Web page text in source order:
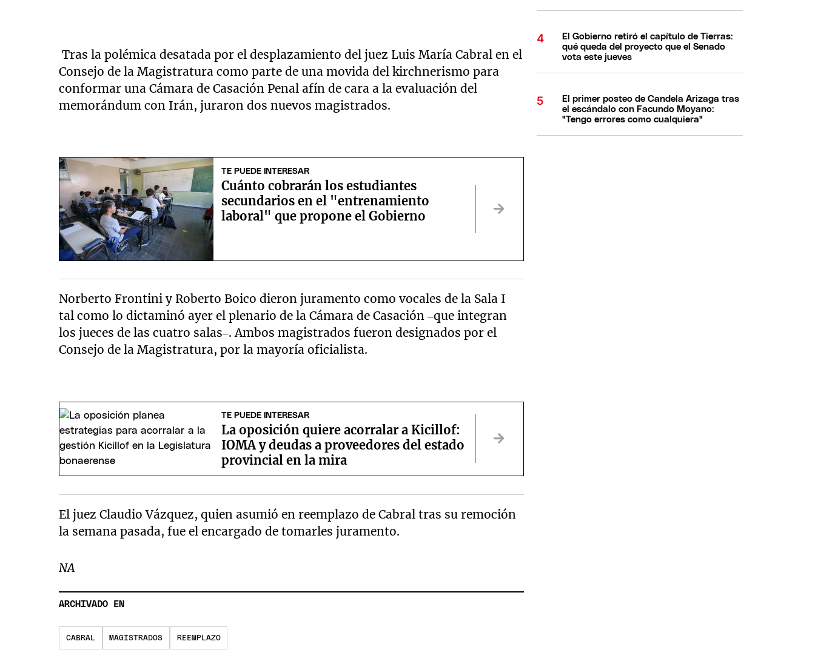
Tras la polémica desatada por el desplazamiento del juez Luis María Cabral en el
Consejo de la Magistratura como parte de una movida del kirchnerismo para
conformar una Cámara de Casación Penal afín de cara a la evaluación del
memorándum con Irán, juraron dos nuevos magistrados.
TE PUEDE INTERESAR
Cuánto cobrarán los estudiantes
secundarios en el "entrenamiento
laboral" que propone el Gobierno
Norberto Frontini y Roberto Boico dieron juramento como vocales de la Sala I
tal como lo dictaminó ayer el plenario de la Cámara de Casación –que integran
los jueces de las cuatro salas–. Ambos magistrados fueron designados por el
Consejo de la Magistratura, por la mayoría oficialista.
TE PUEDE INTERESAR
La oposición quiere acorralar a Kicillof:
IOMA y deudas a proveedores del estado
provincial en la mira
El juez Claudio Vázquez, quien asumió en reemplazo de Cabral tras su remoción
la semana pasada, fue el encargado de tomarles juramento.
NA
ARCHIVADO EN
CABRAL MAGISTRADOS REEMPLAZO
El Gobierno retiró el capítulo de Tierras:
qué queda del proyecto que el Senado
vota este jueves
El primer posteo de Candela Arizaga tras
el escándalo con Facundo Moyano:
"Tengo errores como cualquiera"